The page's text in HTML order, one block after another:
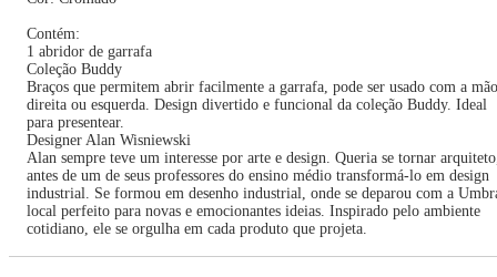
Contém:
1 abridor de garrafa
Coleção Buddy
Braços que permitem abrir facilmente a garrafa, pode ser usado com a mão
direita ou esquerda. Design divertido e funcional da coleção Buddy. Ideal
para presentear.
Designer Alan Wisniewski
Alan sempre teve um interesse por arte e design. Queria se tornar
antes de um de seus professores do ensino médio transformá-lo em design
industrial. Se formou em desenho industrial, onde se deparou com a
local perfeito para novas e emocionantes ideias. Inspirado pelo ambiente
cotidiano, ele se orgulha em cada produto que projeta.